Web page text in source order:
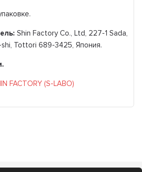
Shin Factory Co., Ltd, 227-1 Sada,
Tottori 689-3425, Япония.
FACTORY (S-LABO)